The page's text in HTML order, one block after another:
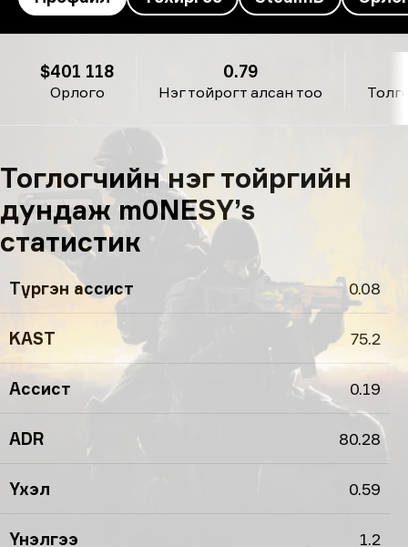
Орлого
$401 118
Нэг тойрогт алсан тоо
0.79
Тоглогчийн нэг тойргийн
дундаж m0NESY’s
статистик
Түргэн ассист 0.08
KAST 75.2
Ассист 0.19
ADR 80.28
Үхэл 0.59
Үнэлгээ 1.2